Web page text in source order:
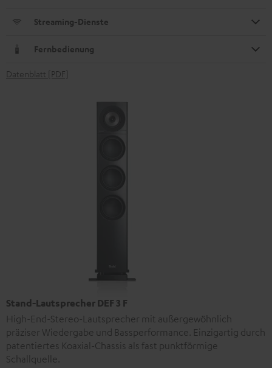
Streaming-Dienste
Fernbedienung
Datenblatt [PDF]
Stand-Lautsprecher DEF 3 F
High-End-Stereo-Lautsprecher mit außergewöhnlich
präziser Wiedergabe und Bassperformance. Einzigartig durch
patentiertes Koaxial-Chassis als fast punktförmige
Schallquelle.